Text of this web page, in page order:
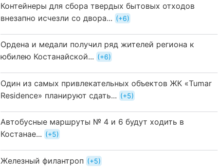
Контейнеры для сбора твердых бытовых отходов
внезапно исчезли со двора...
+6
Ордена и медали получил ряд жителей региона к
юбилею Костанайской...
+6
Один из самых привлекательных объектов ЖК «Tumar
Residence» планируют сдать...
+5
Автобусные маршруты № 4 и 6 будут ходить в
Костанае...
+5
Железный филантроп +5